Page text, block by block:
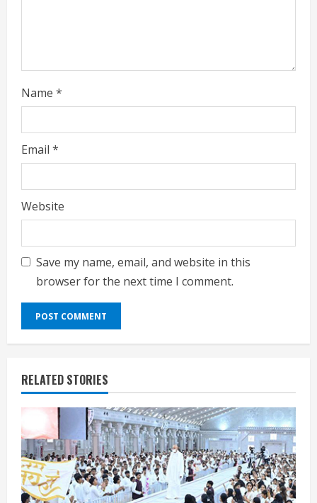
g
Name *
Email *
Website
Save my name, email, and website in this
browser for the next time I comment.
RELATED STORIES